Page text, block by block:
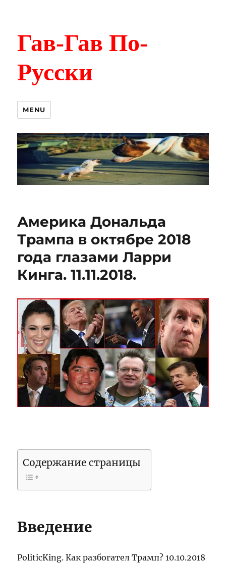
Гав-Гав По-
Русски
MENU
Америка Дональда
Трампа в октябре 2018
года глазами Ларри
Кинга. 11.11.2018.
Содержание страницы
Введение
PoliticKing. Как разбогател Трамп? 10.10.2018